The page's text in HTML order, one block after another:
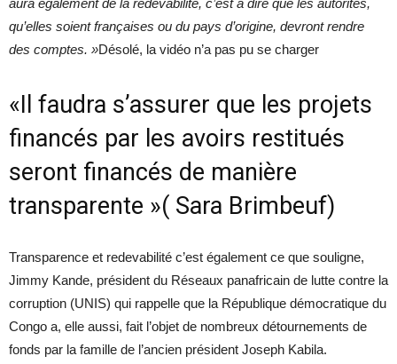
aura également de la redevabilité, c’est à dire que les autorités,
qu’elles soient françaises ou du pays d’origine, devront rendre
des comptes. »Désolé, la vidéo n’a pas pu se charger
«Il faudra s’assurer que les projets
financés par les avoirs restitués
seront financés de manière
transparente »( Sara Brimbeuf)
Transparence et redevabilité c’est également ce que souligne,
Jimmy Kande, président du Réseaux panafricain de lutte contre la
corruption (UNIS) qui rappelle que la République démocratique du
Congo a, elle aussi, fait l’objet de nombreux détournements de
fonds par la famille de l’ancien président Joseph Kabila.